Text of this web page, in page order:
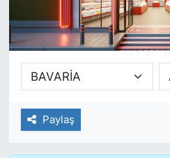
Paylaş
SİYASET
SAĞLIK